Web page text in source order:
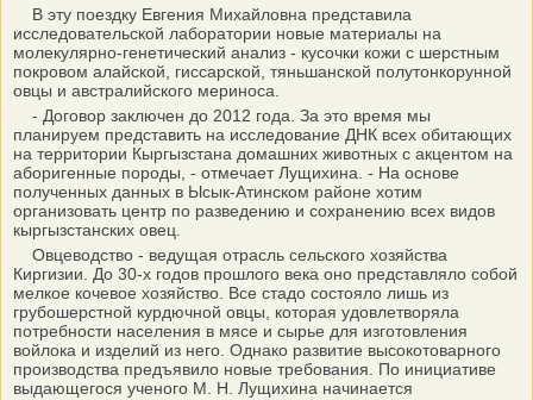
В эту поездку Евгения Михайловна представила
исследовательской лаборатории новые материалы на
молекулярно-генетический анализ - кусочки кожи с шерстным
покровом алайской, гиссарской, тяньшанской полутонкорунной
овцы и австралийского мериноса.
- Договор заключен до 2012 года. За это время мы
планируем представить на исследование ДНК всех обитающих
на территории Кыргызстана домашних животных с акцентом на
аборигенные породы, - отмечает Лущихина. - На основе
полученных данных в Ысык-Атинском районе хотим
организовать центр по разведению и сохранению всех видов
кыргызстанских овец.
Овцеводство - ведущая отрасль сельского хозяйства
Киргизии. До 30-х годов прошлого века оно представляло собой
мелкое кочевое хозяйство. Все стадо состояло лишь из
грубошерстной курдючной овцы, которая удовлетворяла
потребности населения в мясе и сырье для изготовления
войлока и изделий из него. Однако развитие высокотоварного
производства предъявило новые требования. По инициативе
выдающегося ученого М. Н. Лущихина начинается